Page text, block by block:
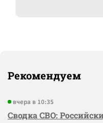
Рекомендуем
вчера в 10:35
Сводка СВО: